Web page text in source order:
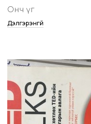
Онч үг
Дэлгэрэнгүй